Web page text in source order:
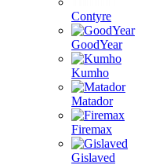
Contyre
GoodYear
Kumho
Matador
Firemax
Gislaved